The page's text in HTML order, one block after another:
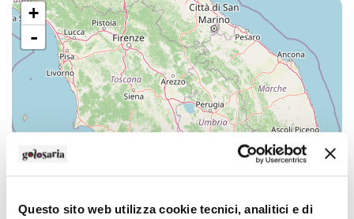
Questo sito web utilizza cookie tecnici, analitici e di
+
-